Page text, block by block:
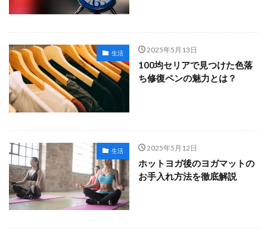
生活 2025年5月13日
100均セリアで見つけた色落
ち修復ペンの魅力とは？
生活 2025年5月12日
ホットヨガ後のヨガマットの
お手入れ方法を徹底解説